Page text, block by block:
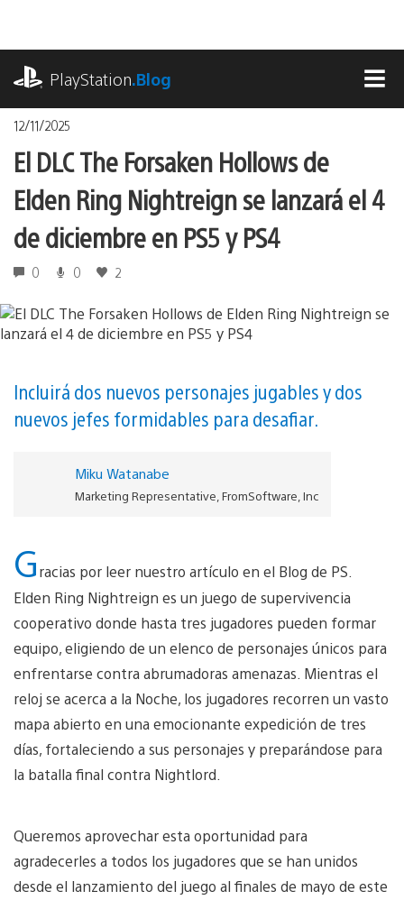
contenido
PlayStation.Blog
12/11/2025
El DLC The Forsaken Hollows de
Elden Ring Nightreign se lanzará el 4
de diciembre en PS5 y PS4
0 0 2
Incluirá dos nuevos personajes jugables y dos
nuevos jefes formidables para desafiar.
Miku Watanabe
Marketing Representative, FromSoftware, Inc
Gracias por leer nuestro artículo en el Blog de PS.
Elden Ring Nightreign es un juego de supervivencia
cooperativo donde hasta tres jugadores pueden formar
equipo, eligiendo de un elenco de personajes únicos para
enfrentarse contra abrumadoras amenazas. Mientras el
reloj se acerca a la Noche, los jugadores recorren un vasto
mapa abierto en una emocionante expedición de tres
días, fortaleciendo a sus personajes y preparándose para
la batalla final contra Nightlord.
Queremos aprovechar esta oportunidad para
agradecerles a todos los jugadores que se han unidos
desde el lanzamiento del juego al finales de mayo de este